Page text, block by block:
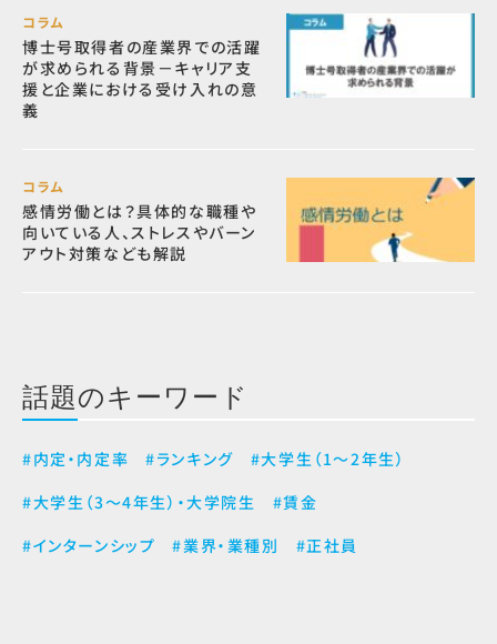
コラム
博士号取得者の産業界での活躍
が求められる背景－キャリア支
援と企業における受け入れの意
義
コラム
感情労働とは？具体的な職種や
向いている人、ストレスやバーン
アウト対策なども解説
話題のキーワード
#内定・内定率 #ランキング
#大学生（1～2年生）
#大学生（3～4年生）・大学院生
#賃金
#インターンシップ
#業界・業種別 #正社員